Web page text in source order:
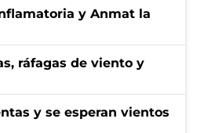
y Anmat la
ráfagas de viento y
y se esperan vientos